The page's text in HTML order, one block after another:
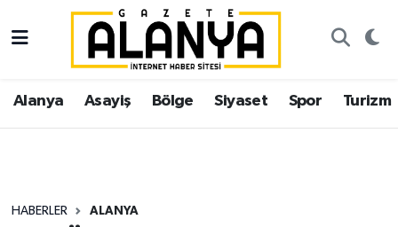
Alanya Asayiş Bölge Siyaset Spor Turizm
HABERLER ALANYA
Alanya
Asayiş
Siyaset
İstanbul Nöbetçi Eczaneler
İstanbul Hava Durumu
Süper Lig Puan Durumu ve Fikstür